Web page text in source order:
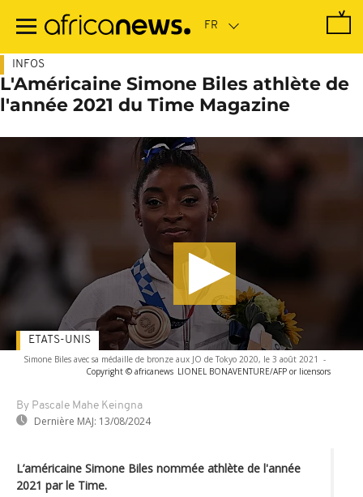
contenu
INFOS
L'Américaine Simone Biles athlète de
l'année 2021 du Time Magazine
Simone Biles avec sa médaille de bronze aux JO de Tokyo 2020, le 3 août 2021 -
Copyright © africanews LIONEL BONAVENTURE/AFP or licensors
By Pascale Mahe Keingna
Dernière MAJ: 13/08/2024
ETATS-UNIS
L’américaine Simone Biles nommée athlète de l'année
2021 par le Time.